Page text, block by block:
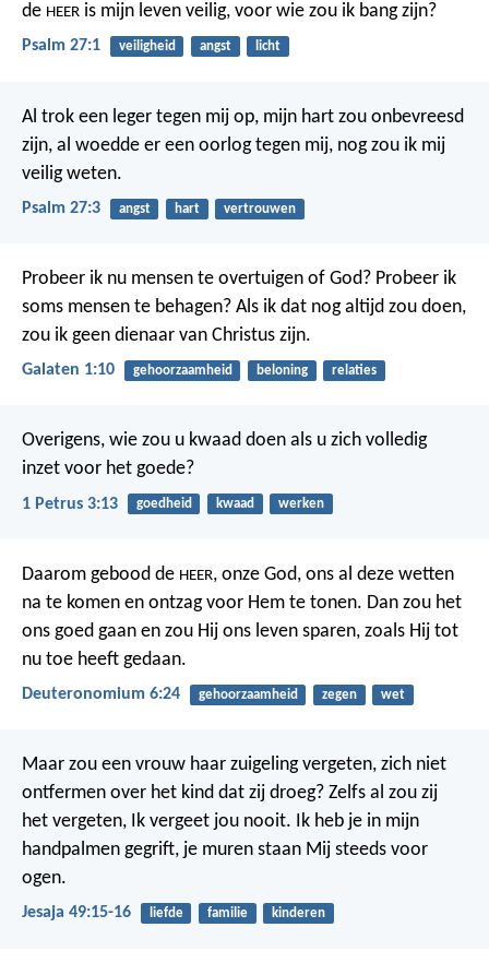
de HEER is mijn leven veilig, voor wie zou ik bang zijn?
Psalm 27:1 veiligheid angst licht
Al trok een leger tegen mij op, mijn hart zou onbevreesd
zijn, al woedde er een oorlog tegen mij, nog zou ik mij
veilig weten.
Psalm 27:3 angst hart vertrouwen
Probeer ik nu mensen te overtuigen of God? Probeer ik
soms mensen te behagen? Als ik dat nog altijd zou doen,
zou ik geen dienaar van Christus zijn.
Galaten 1:10 gehoorzaamheid beloning relaties
Overigens, wie zou u kwaad doen als u zich volledig
inzet voor het goede?
1 Petrus 3:13 goedheid kwaad werken
Daarom gebood de HEER, onze God, ons al deze wetten
na te komen en ontzag voor Hem te tonen. Dan zou het
ons goed gaan en zou Hij ons leven sparen, zoals Hij tot
nu toe heeft gedaan.
Deuteronomium 6:24 gehoorzaamheid zegen wet
Maar zou een vrouw haar zuigeling vergeten, zich niet
ontfermen over het kind dat zij droeg? Zelfs al zou zij
het vergeten, Ik vergeet jou nooit. Ik heb je in mijn
handpalmen gegrift, je muren staan Mij steeds voor
ogen.
Jesaja 49:15-16 liefde familie kinderen